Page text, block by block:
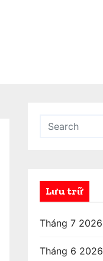
Lưu trữ
Tháng 7 2026
Tháng 6 2026